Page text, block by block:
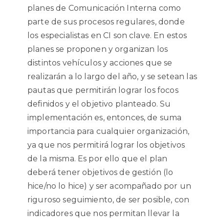
planes de Comunicación Interna como
parte de sus procesos regulares, donde
los especialistas en CI son clave. En estos
planes se proponen y organizan los
distintos vehículos y acciones que se
realizarán a lo largo del año, y se setean las
pautas que permitirán lograr los focos
definidos y el objetivo planteado. Su
implementación es, entonces, de suma
importancia para cualquier organización,
ya que nos permitirá lograr los objetivos
de la misma. Es por ello que el plan
deberá tener objetivos de gestión (lo
hice/no lo hice) y ser acompañado por un
riguroso seguimiento, de ser posible, con
indicadores que nos permitan llevar la